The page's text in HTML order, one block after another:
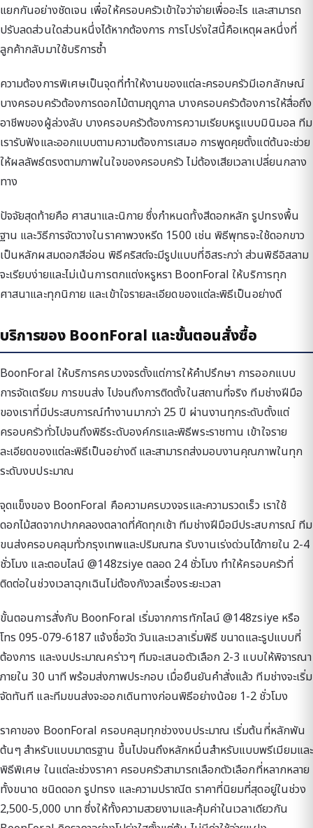
แยกกันอย่างชัดเจน เพื่อให้ครอบครัวเข้าใจว่าจ่ายเพื่ออะไร และสามารถ
ปรับลดส่วนใดส่วนหนึ่งได้หากต้องการ การโปร่งใสนี้คือเหตุผลหนึ่งที่
ลูกค้ากลับมาใช้บริการซ้ำ
ความต้องการพิเศษเป็นจุดที่ทำให้งานของแต่ละครอบครัวมีเอกลักษณ์
บางครอบครัวต้องการดอกไม้ตามฤดูกาล บางครอบครัวต้องการให้สื่อถึง
อาชีพของผู้ล่วงลับ บางครอบครัวต้องการความเรียบหรูแบบมินิมอล ทีม
เรารับฟังและออกแบบตามความต้องการเสมอ การพูดคุยตั้งแต่ต้นจะช่วย
ให้ผลลัพธ์ตรงตามภาพในใจของครอบครัว ไม่ต้องเสียเวลาเปลี่ยนกลาง
ทาง
ปัจจัยสุดท้ายคือ ศาสนาและนิกาย ซึ่งกำหนดทั้งสีดอกหลัก รูปทรงพื้น
ฐาน และวิธีการจัดวางในราคาพวงหรีด 1500 เช่น พิธีพุทธจะใช้ดอกขาว
เป็นหลักผสมดอกสีอ่อน พิธีคริสต์จะมีรูปแบบที่อิสระกว่า ส่วนพิธีอิสลาม
จะเรียบง่ายและไม่เน้นการตกแต่งหรูหรา BoonForal ให้บริการทุก
ศาสนาและทุกนิกาย และเข้าใจรายละเอียดของแต่ละพิธีเป็นอย่างดี
บริการของ BoonForal และขั้นตอนสั่งซื้อ
BoonForal ให้บริการครบวงจรตั้งแต่การให้คำปรึกษา การออกแบบ
การจัดเตรียม การขนส่ง ไปจนถึงการติดตั้งในสถานที่จริง ทีมช่างฝีมือ
ของเราที่มีประสบการณ์ทำงานมากว่า 25 ปี ผ่านงานทุกระดับตั้งแต่
ครอบครัวทั่วไปจนถึงพิธีระดับองค์กรและพิธีพระราชทาน เข้าใจราย
ละเอียดของแต่ละพิธีเป็นอย่างดี และสามารถส่งมอบงานคุณภาพในทุก
ระดับงบประมาณ
จุดแข็งของ BoonForal คือความครบวงจรและความรวดเร็ว เราใช้
ดอกไม้สดจากปากคลองตลาดที่คัดทุกเช้า ทีมช่างฝีมือมีประสบการณ์ ทีม
ขนส่งครอบคลุมทั่วกรุงเทพและปริมณฑล รับงานเร่งด่วนได้ภายใน 2-4
ชั่วโมง และตอบไลน์ @148zsiye ตลอด 24 ชั่วโมง ทำให้ครอบครัวที่
ติดต่อในช่วงเวลาฉุกเฉินไม่ต้องกังวลเรื่องระยะเวลา
ขั้นตอนการสั่งกับ BoonForal เริ่มจากการทักไลน์ @148zsiye หรือ
โทร 095-079-6187 แจ้งชื่อวัด วันและเวลาเริ่มพิธี ขนาดและรูปแบบที่
ต้องการ และงบประมาณคร่าวๆ ทีมจะเสนอตัวเลือก 2-3 แบบให้พิจารณา
ภายใน 30 นาที พร้อมส่งภาพประกอบ เมื่อยืนยันคำสั่งแล้ว ทีมช่างจะเริ่ม
จัดทันที และทีมขนส่งจะออกเดินทางก่อนพิธีอย่างน้อย 1-2 ชั่วโมง
ราคาของ BoonForal ครอบคลุมทุกช่วงงบประมาณ เริ่มต้นที่หลักพัน
ต้นๆ สำหรับแบบมาตรฐาน ขึ้นไปจนถึงหลักหมื่นสำหรับแบบพรีเมียมและ
พิธีพิเศษ ในแต่ละช่วงราคา ครอบครัวสามารถเลือกตัวเลือกที่หลากหลาย
ทั้งขนาด ชนิดดอก รูปทรง และความปราณีต ราคาที่นิยมที่สุดอยู่ในช่วง
2,500-5,000 บาท ซึ่งให้ทั้งความสวยงามและคุ้มค่าในเวลาเดียวกัน